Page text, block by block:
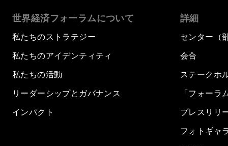
世界経済フォーラムについて
私たちのストラテジー
私たちのアイデンティティ
私たちの活動
リーダーシップとガバナンス
インパクト
詳細
センター（
会合
ステークホ
「フォーラ
プレスリリ
フォトギャ